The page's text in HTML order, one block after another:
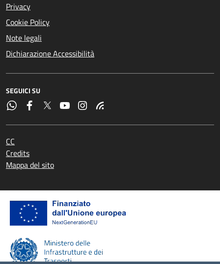
Privacy
Cookie Policy
Note legali
Dichiarazione Accessibilità
SEGUICI SU
CC
Credits
Mappa del sito